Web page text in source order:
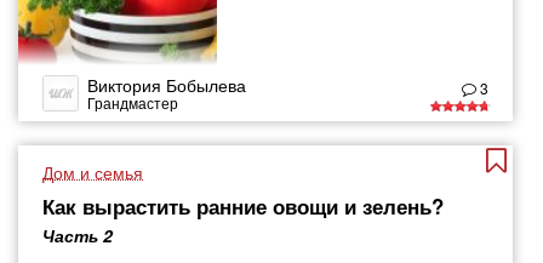
Виктория Бобылева
Грандмастер
3
Дом и семья
Как вырастить ранние овощи и зелень?
Часть 2